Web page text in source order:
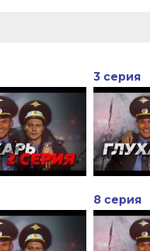
3 серия
8 серия